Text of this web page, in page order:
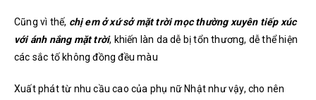
Cũng vì thế, chị em ở xứ sở mặt trời mọc thường xuyên tiếp xúc
với ánh nắng mặt trời, khiến làn da dễ bị tổn thương, dễ thể hiện
các sắc tố không đồng đều màu
Xuất phát từ nhu cầu cao của phụ nữ Nhật như vậy, cho nên